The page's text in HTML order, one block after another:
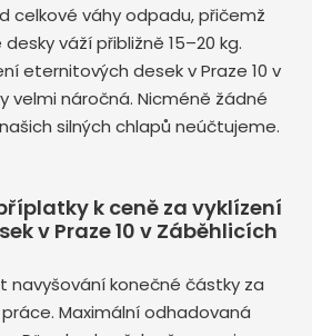
celkové váhy odpadu, přičemž
váží přibližně 15–20 kg.
eternitových desek v Praze 10 v
velmi náročná. Nicméně žádné
silných chlapů neúčtujeme.
k ceně za vyklízení
v Praze 10 v Záběhlicích
navyšování konečné částky za
Maximální odhadovaná